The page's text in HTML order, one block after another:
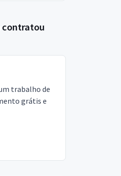
contratou
trabalho de
grátis e